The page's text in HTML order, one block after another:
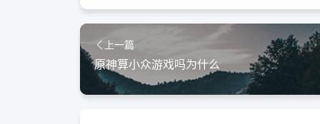
上一篇
原神算小众游戏吗为什么